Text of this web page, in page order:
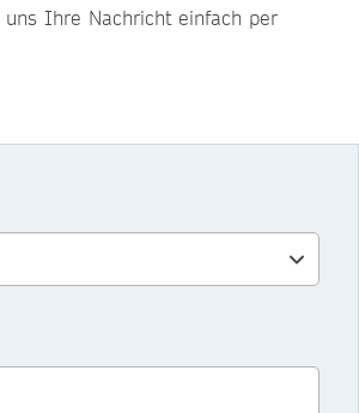
uns Ihre Nachricht einfach per